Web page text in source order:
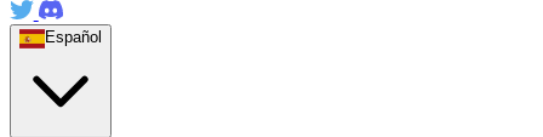
Español